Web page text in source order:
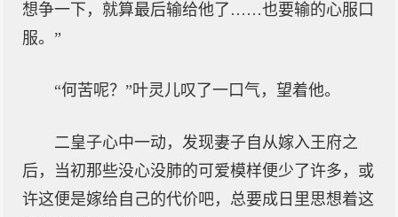
想争一下，就算最后输给他了……也要输的心服口
服。”
“何苦呢？”叶灵儿叹了一口气，望着他。
二皇子心中一动，发现妻子自从嫁入王府之
后，当初那些没心没肺的可爱模样便少了许多，或
许这便是嫁给自己的代价吧，总要成日里思想着这